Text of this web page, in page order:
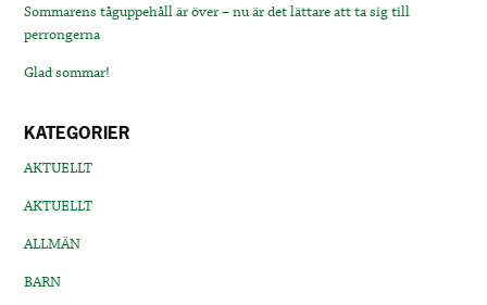
Sommarens tåguppehåll är över – nu är det lättare att ta sig till
perrongerna
Glad sommar!
KATEGORIER
AKTUELLT
AKTUELLT
ALLMÄN
BARN